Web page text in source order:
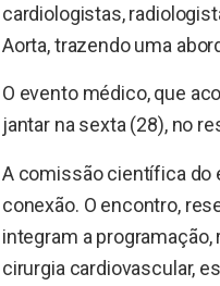
cardiologistas,
Aorta, trazendo uma
O evento médico, que
jantar na sexta (28), no
A comissão científica do
conexão. O encontro,
integram a
cirurgia cardiovascular,